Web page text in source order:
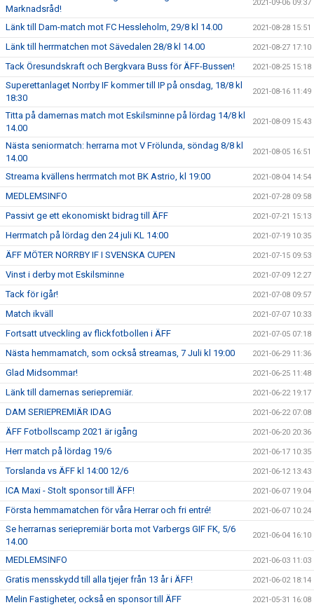
Marknadsråd!
2021-09-06 09:37
Länk till Dam-match mot FC Hessleholm, 29/8 kl 14.00 2021-08-28 15:51
Länk till herrmatchen mot Sävedalen 28/8 kl 14.00 2021-08-27 17:10
Tack Öresundskraft och Bergkvara Buss för ÄFF-Bussen! 2021-08-25 15:18
Superettanlaget Norrby IF kommer till IP på onsdag, 18/8 kl
18:30
2021-08-16 11:49
Titta på damernas match mot Eskilsminne på lördag 14/8 kl
14.00
2021-08-09 15:43
Nästa seniormatch: herrarna mot V Frölunda, söndag 8/8 kl
14.00
2021-08-05 16:51
Streama kvällens herrmatch mot BK Astrio, kl 19:00 2021-08-04 14:54
MEDLEMSINFO 2021-07-28 09:58
Passivt ge ett ekonomiskt bidrag till ÄFF 2021-07-21 15:13
Herrmatch på lördag den 24 juli KL 14:00 2021-07-19 10:35
ÄFF MÖTER NORRBY IF I SVENSKA CUPEN 2021-07-15 09:53
Vinst i derby mot Eskilsminne 2021-07-09 12:27
Tack för igår! 2021-07-08 09:57
Match ikväll 2021-07-07 10:33
Fortsatt utveckling av flickfotbollen i ÄFF 2021-07-05 07:18
Nästa hemmamatch, som också streamas, 7 Juli kl 19:00 2021-06-29 11:36
Glad Midsommar! 2021-06-25 11:48
Länk till damernas seriepremiär. 2021-06-22 19:17
DAM SERIEPREMIÄR IDAG 2021-06-22 07:08
ÄFF Fotbollscamp 2021 är igång 2021-06-20 20:36
Herr match på lördag 19/6 2021-06-17 10:35
Torslanda vs ÄFF kl 14:00 12/6 2021-06-12 13:43
ICA Maxi - Stolt sponsor till ÄFF! 2021-06-07 19:04
Första hemmamatchen för våra Herrar och fri entré! 2021-06-07 10:24
Se herrarnas seriepremiär borta mot Varbergs GIF FK, 5/6
14.00
2021-06-04 16:10
MEDLEMSINFO 2021-06-03 11:03
Gratis mensskydd till alla tjejer från 13 år i ÄFF! 2021-06-02 18:14
Melin Fastigheter, också en sponsor till ÄFF 2021-05-31 16:08